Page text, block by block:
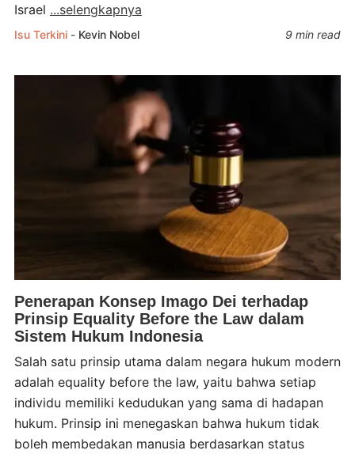
Israel ...selengkapnya
Isu Terkini - Kevin Nobel 9 min read
Penerapan Konsep Imago Dei terhadap
Prinsip Equality Before the Law dalam
Sistem Hukum Indonesia
Salah satu prinsip utama dalam negara hukum modern
adalah equality before the law, yaitu bahwa setiap
individu memiliki kedudukan yang sama di hadapan
hukum. Prinsip ini menegaskan bahwa hukum tidak
boleh membedakan manusia berdasarkan status